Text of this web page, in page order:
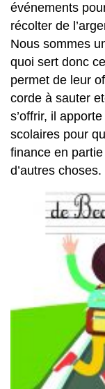
événements
récolter de
Nous sommes
quoi sert donc
permet de leur
corde à sauter
s’offrir, il
scolaires pour
finance en
d’autres choses.